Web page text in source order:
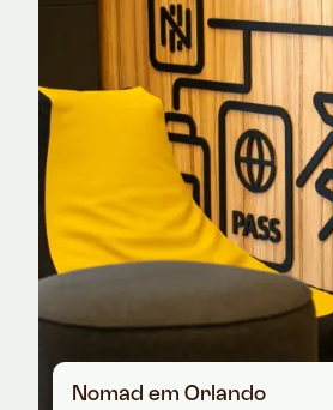
Nomad Explorer
Cartão de crédito brasileiro
em dólar
Nomad em Orlando